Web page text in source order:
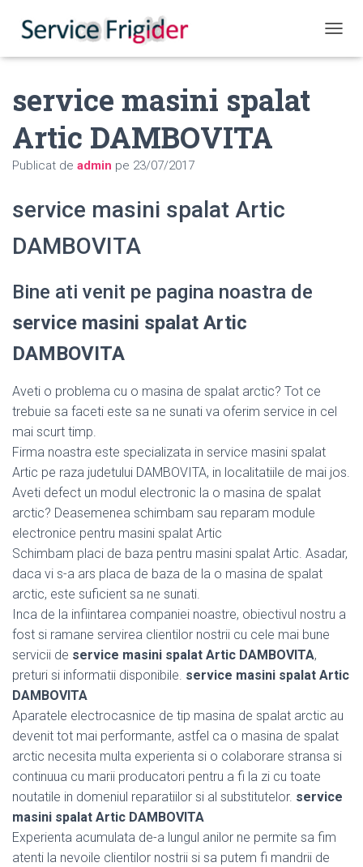
service masini spalat
Artic DAMBOVITA
Publicat de admin pe 23/07/2017
service masini spalat Artic
DAMBOVITA
Bine ati venit pe pagina noastra de
service masini spalat Artic
DAMBOVITA
Aveti o problema cu o masina de spalat arctic? Tot ce
trebuie sa faceti este sa ne sunati va oferim service in cel
mai scurt timp.
Firma noastra este specializata in service masini spalat
Artic pe raza judetului DAMBOVITA, in localitatiile de mai jos.
Aveti defect un modul electronic la o masina de spalat
arctic? Deasemenea schimbam sau reparam module
electronice pentru masini spalat Artic
Schimbam placi de baza pentru masini spalat Artic. Asadar,
daca vi s-a ars placa de baza de la o masina de spalat
arctic, este suficient sa ne sunati.
Inca de la infiintarea companiei noastre, obiectivul nostru a
fost si ramane servirea clientilor nostrii cu cele mai bune
servicii de service masini spalat Artic DAMBOVITA,
preturi si informatii disponibile. service masini spalat Artic
DAMBOVITA
Aparatele electrocasnice de tip masina de spalat arctic au
devenit tot mai performante, astfel ca o masina de spalat
arctic necesita multa experienta si o colaborare stransa si
continuua cu marii producatori pentru a fi la zi cu toate
noutatile in domeniul reparatiilor si al substitutelor. service
masini spalat Artic DAMBOVITA
Experienta acumulata de-a lungul anilor ne permite sa fim
atenti la nevoile clientilor nostrii si sa putem fi mandrii de